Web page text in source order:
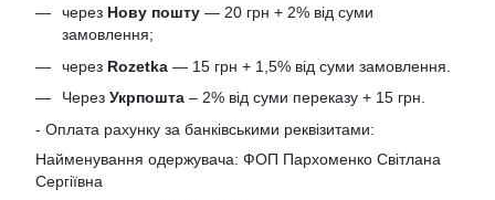
через Нову пошту — 20 грн + 2% від суми
замовлення;
через Rozetka — 15 грн + 1,5% від суми замовлення.
Через Укрпошта – 2% від суми переказу + 15 грн.
- Оплата рахунку за банківськими реквізитами:
Найменування одержувача: ФОП Пархоменко Світлана
Сергіївна